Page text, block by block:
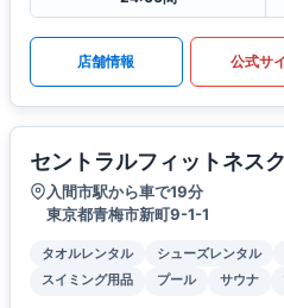
店舗情報 公式サ
セントラルフィットネス
入間市駅から車で19分
東京都青梅市新町9-1-1
タオルレンタル シューズレンタル
スイミング用品
プール サウナ